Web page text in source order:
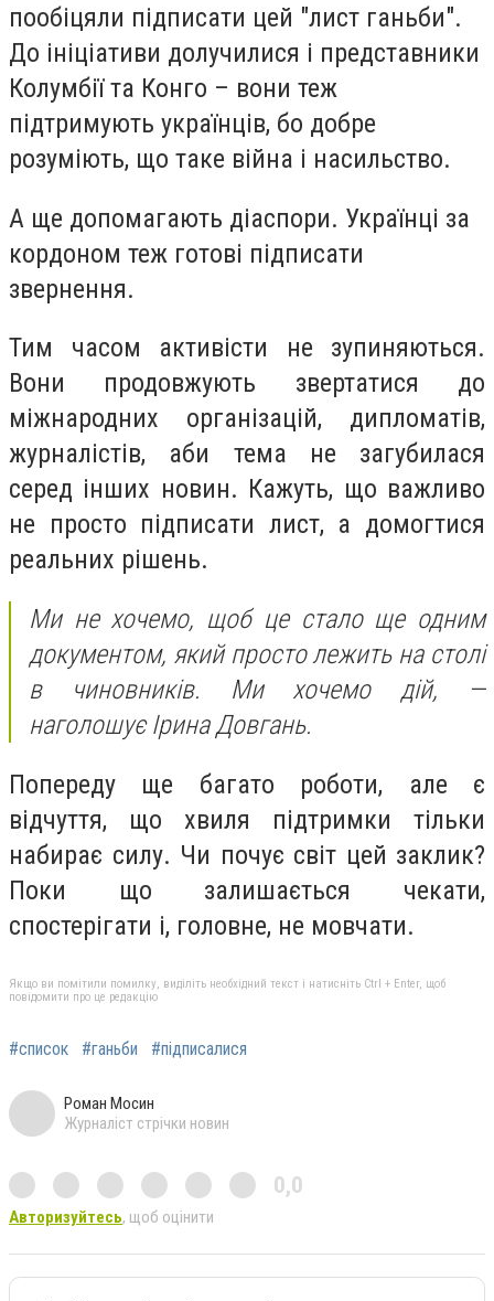
пообіцяли підписати цей "лист ганьби".
До ініціативи долучилися і представники
Колумбії та Конго – вони теж
підтримують українців, бо добре
розуміють, що таке війна і насильство.
А ще допомагають діаспори. Українці за
кордоном теж готові підписати
звернення.
Тим часом активісти не зупиняються.
Вони продовжують звертатися до
міжнародних організацій, дипломатів,
журналістів, аби тема не загубилася
серед інших новин. Кажуть, що важливо
не просто підписати лист, а домогтися
реальних рішень.
Ми не хочемо, щоб це стало ще одним
документом, який просто лежить на столі
в чиновників. Ми хочемо дій, —
наголошує Ірина Довгань.
Попереду ще багато роботи, але є
відчуття, що хвиля підтримки тільки
набирає силу. Чи почує світ цей заклик?
Поки що залишається чекати,
спостерігати і, головне, не мовчати.
Якщо ви помітили помилку, виділіть необхідний текст і натисніть Ctrl + Enter, щоб
повідомити про це редакцію
#список #ганьби #підписалися
Роман Мосин
Журналіст стрічки новин
0,0
Авторизуйтесь, щоб оцінити